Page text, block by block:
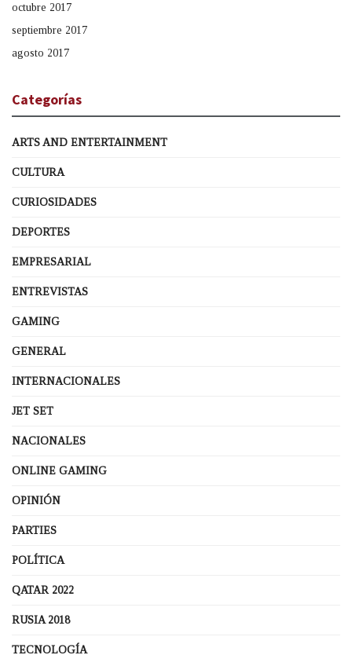
octubre 2017
septiembre 2017
agosto 2017
Categorías
ARTS AND ENTERTAINMENT
CULTURA
CURIOSIDADES
DEPORTES
EMPRESARIAL
ENTREVISTAS
GAMING
GENERAL
INTERNACIONALES
JET SET
NACIONALES
ONLINE GAMING
OPINIÓN
PARTIES
POLÍTICA
QATAR 2022
RUSIA 2018
TECNOLOGÍA